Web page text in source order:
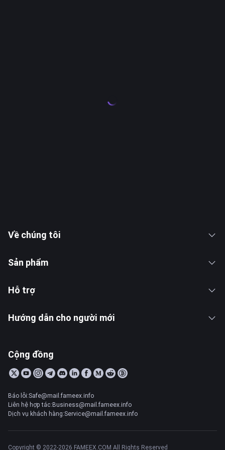
Về chúng tôi
Sản phẩm
Hỗ trợ
Hướng dẫn cho người mới
Cộng đồng
Báo lỗi:Safe@mail.fameex.info
Liên hệ hợp tác:Business@mail.fameex.info
Dịch vụ khách hàng:Service@mail.fameex.info
Copyright © 2022-2026 FAMEEX.COM All Rights Reserved